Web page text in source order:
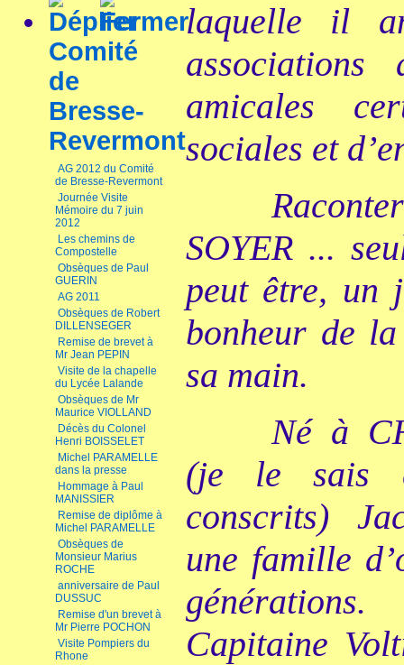
Comité
de
Bresse-
Revermont
AG 2012 du Comité
de Bresse-Revermont
Journée Visite
Mémoire du 7 juin
2012
Les chemins de
Compostelle
Obsèques de Paul
GUERIN
AG 2011
Obsèques de Robert
DILLENSEGER
Remise de brevet à
Mr Jean PEPIN
Visite de la chapelle
du Lycée Lalande
Obsèques de Mr
Maurice VIOLLAND
Décès du Colonel
Henri BOISSELET
Michel PARAMELLE
dans la presse
Hommage à Paul
MANISSIER
Remise de diplôme à
Michel PARAMELLE
Obsèques de
Monsieur Marius
ROCHE
anniversaire de Paul
DUSSUC
Remise d'un brevet à
Mr Pierre POCHON
Visite Pompiers du
Rhone
laquelle il
associations
amicales
sociales et
SOYER ...
peut être, un
bonheur de
sa main.
Né à
(je le sais
conscrits)
une famille
Capitaine